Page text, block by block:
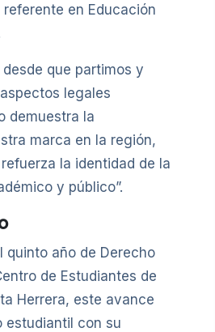
en Educación
desde que partimos y
legales
demuestra la
marca en la región,
la identidad de la
y público”.
quinto año de Derecho
de Estudiantes de
Herrera, este avance
estudiantil con su